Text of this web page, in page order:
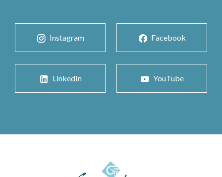
Instagram Facebook
LinkedIn YouTube